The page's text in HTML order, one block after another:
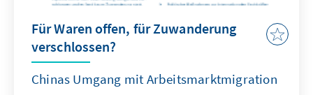
Für Waren offen, für Zuwanderung
verschlossen?
Chinas Umgang mit Arbeitsmarktmigration